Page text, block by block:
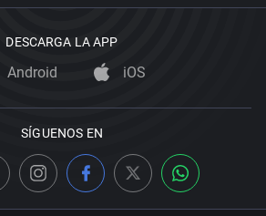
DESCARGA LA APP
Android iOS
SÍGUENOS EN